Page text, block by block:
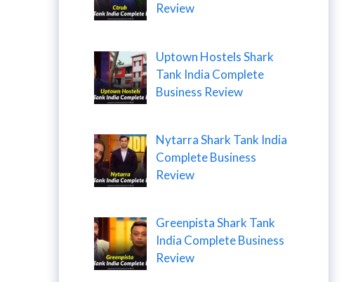
Review
Uptown Hostels Shark
Tank India Complete
Business Review
Nytarra Shark Tank India
Complete Business
Review
Greenpista Shark Tank
India Complete Business
Review